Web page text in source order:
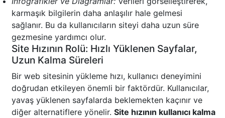
karmaşık bilgilerin daha anlaşılır hale gelmesi
sağlanır. Bu da kullanıcıların siteyi daha uzun süre
gezmesine yardımcı olur.
Site Hızının Rolü: Hızlı Yüklenen Sayfalar,
Uzun Kalma Süreleri
Bir web sitesinin yükleme hızı, kullanıcı deneyimini
doğrudan etkileyen önemli bir faktördür. Kullanıcılar,
yavaş yüklenen sayfalarda beklemekten kaçınır ve
diğer alternatiflere yönelir. Site hızının kullanıcı kalma